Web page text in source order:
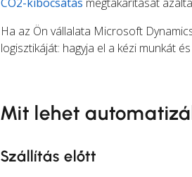
Ha az Ön vállalata Microsoft
logisztikáját: hagyja el a kézi munkát
Mit lehet
Szállítás előtt